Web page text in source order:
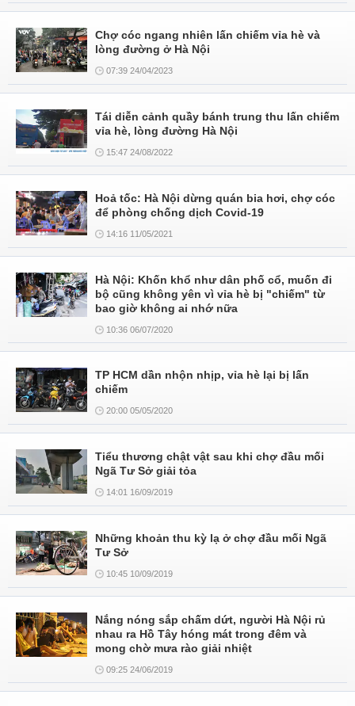
Chợ cóc ngang nhiên lấn chiếm vỉa hè và
lòng đường ở Hà Nội
07:39 24/04/2023
Tái diễn cảnh quầy bánh trung thu lấn chiếm
vỉa hè, lòng đường Hà Nội
15:47 24/08/2022
Hoả tốc: Hà Nội dừng quán bia hơi, chợ cóc
để phòng chống dịch Covid-19
14:16 11/05/2021
Hà Nội: Khốn khổ như dân phố cổ, muốn đi
bộ cũng không yên vì vỉa hè bị "chiếm" từ
bao giờ không ai nhớ nữa
10:36 06/07/2020
TP HCM dần nhộn nhịp, vỉa hè lại bị lấn
chiếm
20:00 05/05/2020
Tiểu thương chật vật sau khi chợ đầu mối
Ngã Tư Sở giải tỏa
14:01 16/09/2019
Những khoản thu kỳ lạ ở chợ đầu mối Ngã
Tư Sở
10:45 10/09/2019
Nắng nóng sắp chấm dứt, người Hà Nội rủ
nhau ra Hồ Tây hóng mát trong đêm và
mong chờ mưa rào giải nhiệt
09:25 24/06/2019